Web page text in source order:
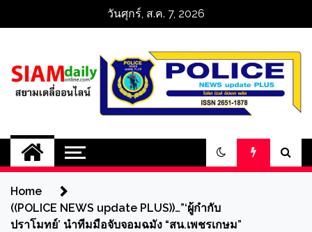
วันศุกร์, ส.ค. 7, 2026
สยามเดลี่ออนไลน์
SiamDailyOnline
Home
((POLICE NEWS update PLUS))…”‘ผู้กำกับ
ปราโมทย์’ นำทีมมือจับจอมฉมัง “สน.เพชรเกษม”